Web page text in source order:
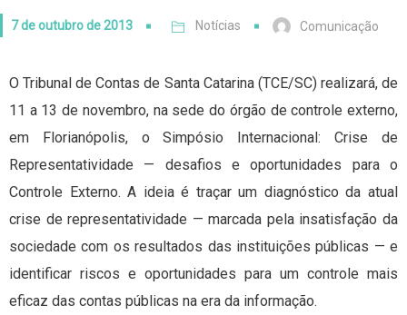
7 de outubro de 2013 Notícias Comunicação
O Tribunal de Contas de Santa Catarina (TCE/SC) realizará, de
11 a 13 de novembro, na sede do órgão de controle externo,
em Florianópolis, o Simpósio Internacional: Crise de
Representatividade — desafios e oportunidades para o
Controle Externo. A ideia é traçar um diagnóstico da atual
crise de representatividade — marcada pela insatisfação da
sociedade com os resultados das instituições públicas — e
identificar riscos e oportunidades para um controle mais
eficaz das contas públicas na era da informação.